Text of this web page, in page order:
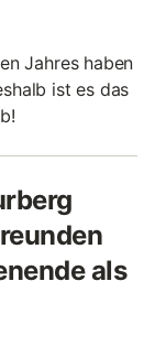
Jahres haben
ist es das
als